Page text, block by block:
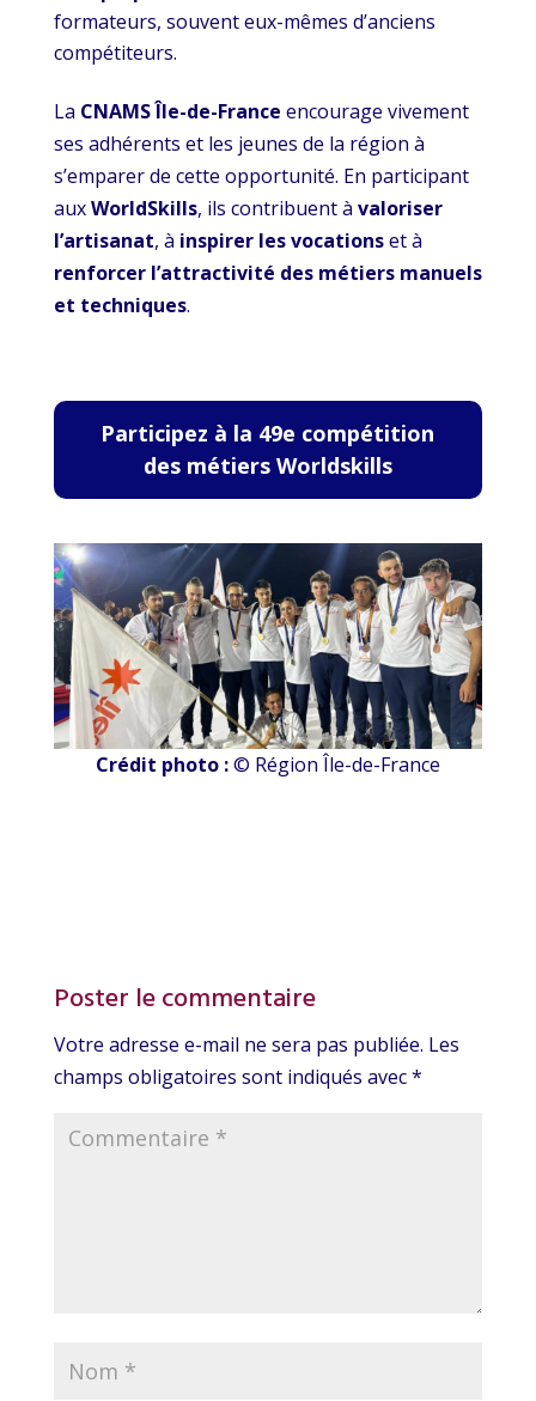
formateurs, souvent eux-mêmes d’anciens
compétiteurs.
La CNAMS Île-de-France encourage vivement
ses adhérents et les jeunes de la région à
s’emparer de cette opportunité. En participant
auxWorldSkills, ils contribuent à valoriser
l’artisanat, à inspirer les vocationset à
renforcer l’attractivité des métiers manuels
et techniques.
Participez à la 49e compétition
des métiers Worldskills
Crédit photo :© Région Île-de-France
Poster le commentaire
Votre adresse e-mail ne sera pas publiée. Les
champs obligatoires sont indiqués avec*